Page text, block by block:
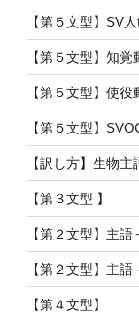
【第５文型】SV
【第５文型】知覚
【第５文型】使
【第５文型】
【訳し方】生物
【第３文型 】
【第２文型】主
【第２文型】主
【第４文型】